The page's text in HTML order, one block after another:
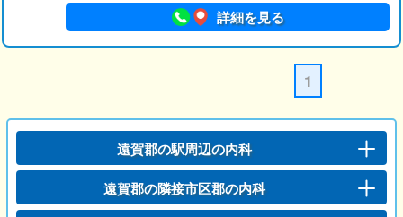
詳細を見る
1
遠賀郡の駅周辺の内科
遠賀郡の隣接市区郡の内科